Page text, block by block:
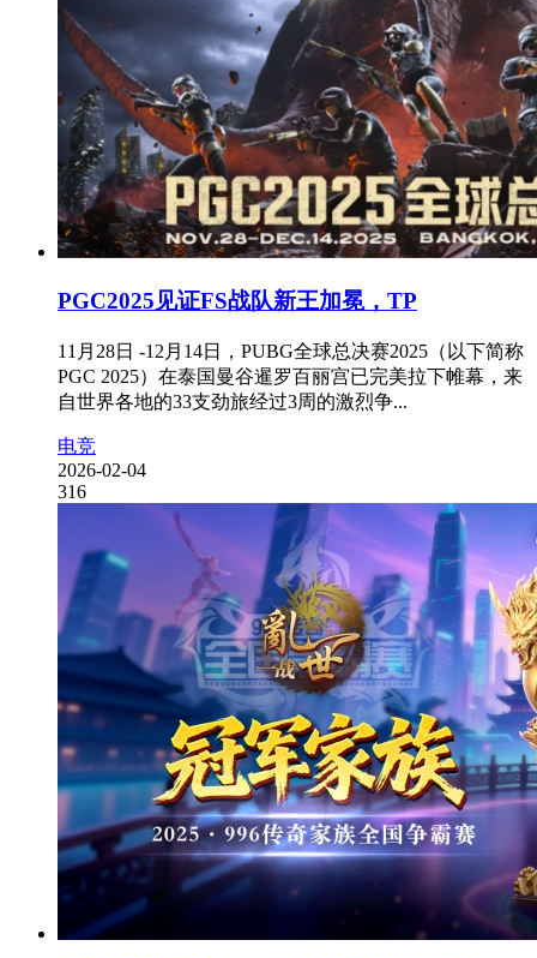
PGC2025见证FS战队新王加冕，TP
11月28日 -12月14日，PUBG全球总决赛2025（以下简称
PGC 2025）在泰国曼谷暹罗百丽宫已完美拉下帷幕，来
自世界各地的33支劲旅经过3周的激烈争...
电竞
2026-02-04
316